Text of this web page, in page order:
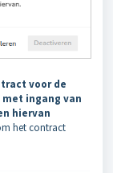
voor de
ingang van
hiervan
het contract